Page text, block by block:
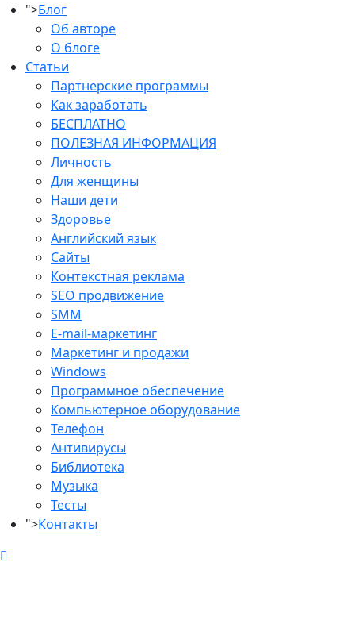
">Блог
Об авторе
О блоге
Статьи
Партнерские программы
Как заработать
БЕСПЛАТНО
ПОЛЕЗНАЯ ИНФОРМАЦИЯ
Личность
Для женщины
Наши дети
Здоровье
Английский язык
Сайты
Контекстная реклама
SEO продвижение
SMM
E-mail-маркетинг
Маркетинг и продажи
Windows
Программное обеспечение
Компьютерное оборудование
Телефон
Антивирусы
Библиотека
Музыка
Тесты
">Контакты